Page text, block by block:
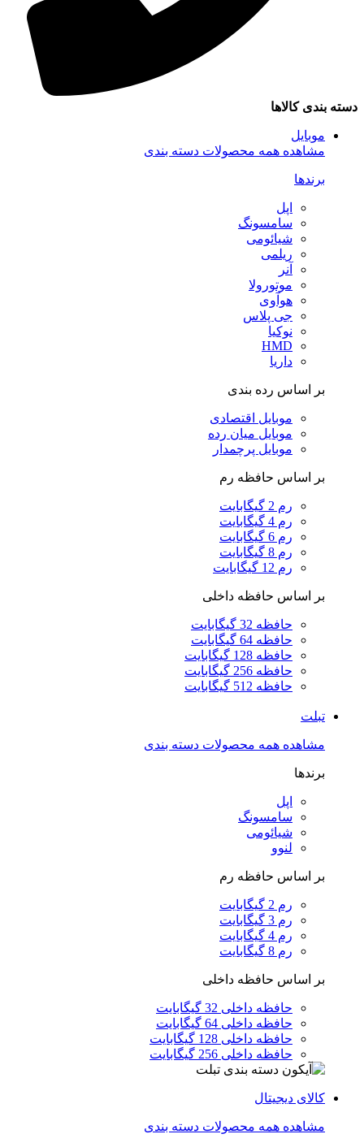
بندی کالاها
موبایل
مشاهده همه محصولات دسته بندی
برندها
اپل
سامسونگ
شیائومی
ریلمی
آنر
موتورولا
هوآوی
جی پلاس
نوکیا
HMD
داریا
بر اساس رده بندی
موبایل اقتصادی
موبایل میان رده
موبایل پرچمدار
بر اساس حافظه رم
رم 2 گیگابایت
رم 4 گیگابایت
رم 6 گیگابایت
رم 8 گیگابایت
رم 12 گیگابایت
بر اساس حافظه داخلی
حافظه 32 گیگابایت
حافظه 64 گیگابایت
حافظه 128 گیگابایت
حافظه 256 گیگابایت
حافظه 512 گیگابایت
تبلت
مشاهده همه محصولات دسته بندی
برندها
اپل
سامسونگ
شیائومی
لنوو
بر اساس حافظه رم
رم 2 گیگابایت
رم 3 گیگابایت
رم 4 گیگابایت
رم 8 گیگابایت
بر اساس حافظه داخلی
حافظه داخلی 32 گیگابایت
حافظه داخلی 64 گیگابایت
حافظه داخلی 128 گیگابایت
حافظه داخلی 256 گیگابایت
کالای دیجیتال
مشاهده همه محصولات دسته بندی